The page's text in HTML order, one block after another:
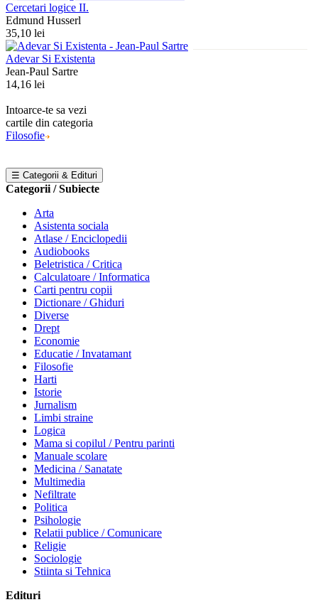
Cercetari logice II.
Edmund Husserl
35,10 lei
Adevar Si Existenta
Jean-Paul Sartre
14,16 lei
Intoarce-te sa vezi
cartile din categoria
Filosofie
☰ Categorii & Edituri
Categorii / Subiecte
Arta
Asistenta sociala
Atlase / Enciclopedii
Audiobooks
Beletristica / Critica
Calculatoare / Informatica
Carti pentru copii
Dictionare / Ghiduri
Diverse
Drept
Economie
Educatie / Invatamant
Filosofie
Harti
Istorie
Jurnalism
Limbi straine
Logica
Mama si copilul / Pentru parinti
Manuale scolare
Medicina / Sanatate
Multimedia
Nefiltrate
Politica
Psihologie
Relatii publice / Comunicare
Religie
Sociologie
Stiinta si Tehnica
Edituri